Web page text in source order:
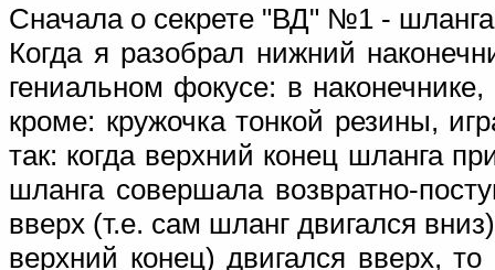
Сначала о секрете "ВД" №1 -
Когда я разобрал нижний
гениальном фокусе: в
кроме: кружочка тонкой резины,
так: когда верхний конец шланга
шланга совершала возвратно-
вверх (т.е. сам шланг двигался
верхний конец) двигался вверх,